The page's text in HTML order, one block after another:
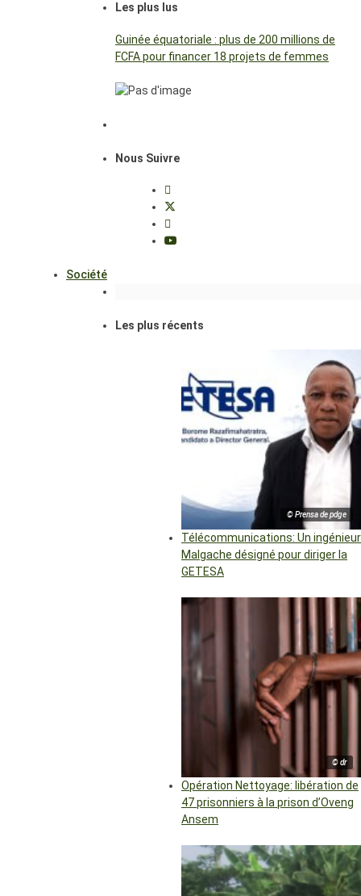
Les plus lus
Guinée équatoriale : plus de 200 millions de
FCFA pour financer 18 projets de femmes
Nous Suivre
Société
Les plus récents
© Prensa de pdge
Télécommunications: Un ingénieur
Malgache désigné pour diriger la
GETESA
© dr
Opération Nettoyage: libération de
47 prisonniers à la prison d’Oveng
Ansem